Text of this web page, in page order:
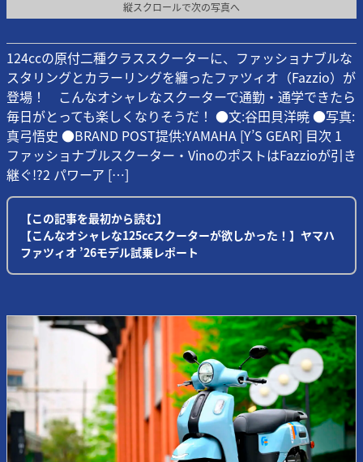
縦スクロールで次の写真へ
124ccの原付二種クラススクーターに、ファッショナブルな
スタリングとカラーリングを纏ったファツィオ（Fazzio）が
登場！ こんなオシャレなスクーターで通勤・通学できたら
毎日がとっても楽しくなりそうだ！ ●文:谷田貝洋暁 ●写真:
真弓悟史 ●BRAND POST提供:YAMAHA [Y’S GEAR] 目次 1
ファッショナブルスクーター・VinoのポストはFazzioが引き
継ぐ!?2 パワーア […]
【この記事を最初から読む】
【こんなオシャレな125ccスクーターが欲しかった！】ヤマハ
ファツィオ ’26モデル試乗レポート